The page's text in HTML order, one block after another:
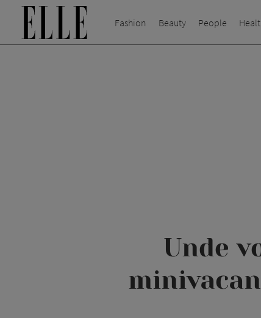
Fashion Beauty People
Unde